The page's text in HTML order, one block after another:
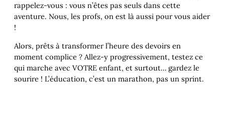
rappelez-vous : vous n’êtes pas seuls dans cette
aventure. Nous, les profs, on est là aussi pour vous aider
!
Alors, prêts à transformer l’heure des devoirs en
moment complice ? Allez-y progressivement, testez ce
qui marche avec VOTRE enfant, et surtout… gardez le
sourire ! L’éducation, c’est un marathon, pas un sprint.